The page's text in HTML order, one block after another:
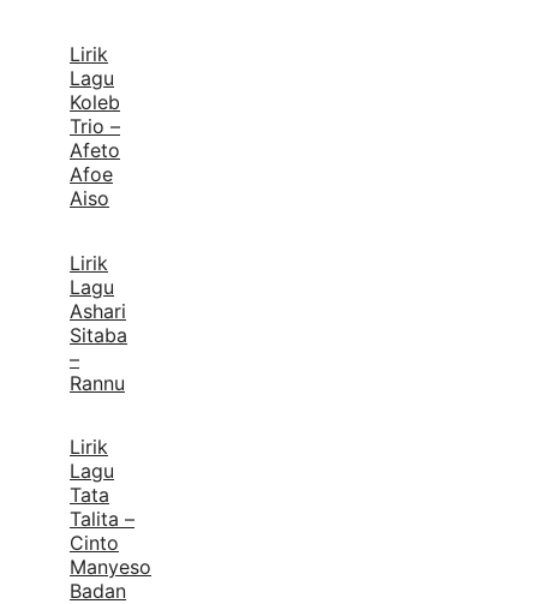
Lirik
Lagu
Koleb
Trio –
Afeto
Afoe
Aiso
Lirik
Lagu
Ashari
Sitaba
–
Rannu
Lirik
Lagu
Tata
Talita –
Cinto
Manyeso
Badan